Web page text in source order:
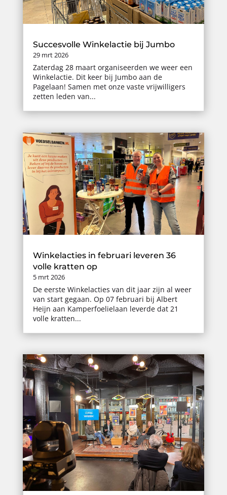
Succesvolle Winkelactie bij Jumbo
29 mrt 2026
Zaterdag 28 maart organiseerden we weer een
Winkelactie. Dit keer bij Jumbo aan de
Pagelaan! Samen met onze vaste vrijwilligers
zetten leden van...
Winkelacties in februari leveren 36
volle kratten op
5 mrt 2026
De eerste Winkelacties van dit jaar zijn al weer
van start gegaan. Op 07 februari bij Albert
Heijn aan Kamperfoelielaan leverde dat 21
volle kratten...